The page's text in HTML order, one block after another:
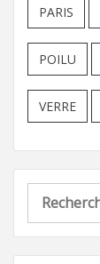
PARIS
POILU
VERRE
Rechercher :